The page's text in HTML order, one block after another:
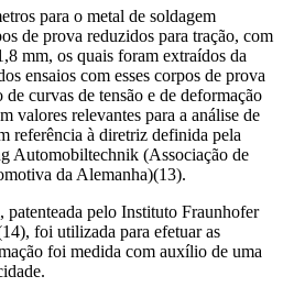
para o metal de soldagem
de prova reduzidos para tração, com
mm, os quais foram extraídos da
ensaios com esses corpos de prova
curvas de tensão e de deformação
valores relevantes para a análise de
referência à diretriz definida pela
Automobiltechnik (Associação de
da Alemanha)(13).
patenteada pelo Instituto Fraunhofer
foi utilizada para efetuar as
foi medida com auxílio de uma